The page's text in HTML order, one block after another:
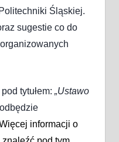
Śląskiej.
sugestie co do
tytułem: „Ustawo
informacji o